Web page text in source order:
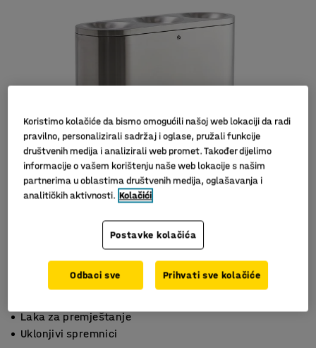
Laka za premještanje
Uklonjivi spremnici
Koristimo kolačiće da bismo omogućili našoj web lokaciji da radi
pravilno, personalizirali sadržaj i oglase, pružali funkcije
društvenih medija i analizirali web promet. Također dijelimo
informacije o vašem korištenju naše web lokacije s našim
partnerima u oblastima društvenih medija, oglašavanja i
analitičkih aktivnosti. Kolačići
Postavke kolačića
Odbaci sve Prihvati sve kolačiće